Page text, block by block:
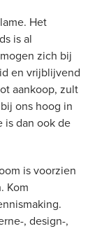
Het
is al
zich bij
en vrijblijvend
aankoop, zult
ons hoog in
is dan ook de
is voorzien
Kom
, design-,